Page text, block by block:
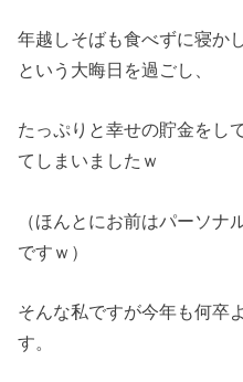
年越しそばも食べずに寝か
という大晦日を過ごし、
たっぷりと幸せの貯金をし
てしまいましたｗ
（ほんとにお前はパーソナ
ですｗ）
そんな私ですが今年も何卒
す。